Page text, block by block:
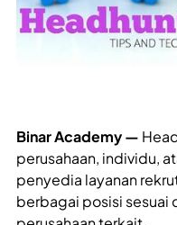
Binar Academy —
perusahaan, individu,
penyedia layanan
berbagai posisi sesuai